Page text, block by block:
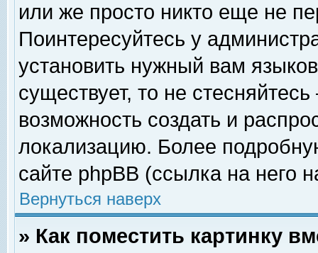
или же просто никто еще не
Поинтересуйтесь у
установить нужный вам
существует, то не
возможность создать и
локализацию. Более
сайте phpBB (ссылка на него
Вернуться наверх
» Как поместить картинку